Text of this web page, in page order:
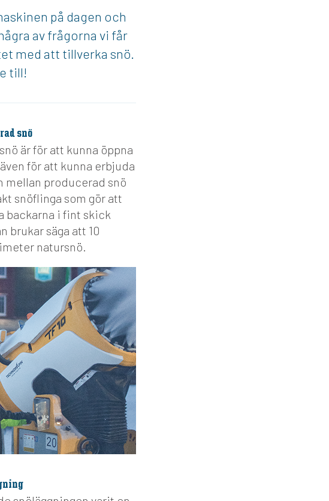
på dagen och
av frågorna vi får
med att tillverka snö.
till!
snö
är för att kunna öppna
för att kunna erbjuda
mellan producerad snö
snöflinga som gör att
backarna i fint skick
brukar säga att 10
natursnö.